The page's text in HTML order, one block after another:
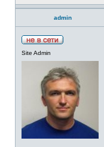
admin
Site Admin